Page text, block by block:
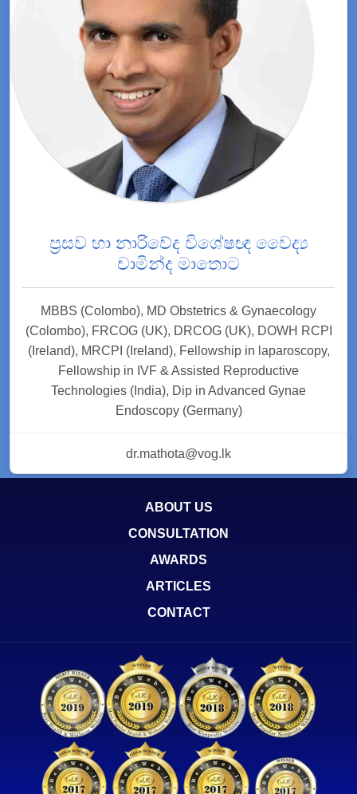
ප්‍රසව හා නාරිවේද විශේෂඥ වෛද්‍ය
චාමින්ද මාතොට
MBBS (Colombo), MD Obstetrics & Gynaecology
(Colombo), FRCOG (UK), DRCOG (UK), DOWH RCPI
(Ireland), MRCPI (Ireland), Fellowship in laparoscopy,
Fellowship in IVF & Assisted Reproductive
Technologies (India), Dip in Advanced Gynae
Endoscopy (Germany)
dr.mathota@vog.lk
ABOUT US
CONSULTATION
AWARDS
ARTICLES
CONTACT